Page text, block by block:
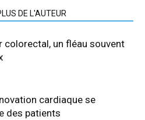
DE L'AUTEUR
colorectal, un fléau souvent
cardiaque se
des patients